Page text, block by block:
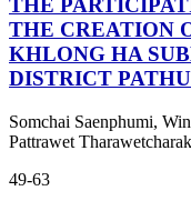
THE
THE CREATION
KHLONG HA
DISTRICT
Somchai Saenphumi,
Pattrawet
49-63